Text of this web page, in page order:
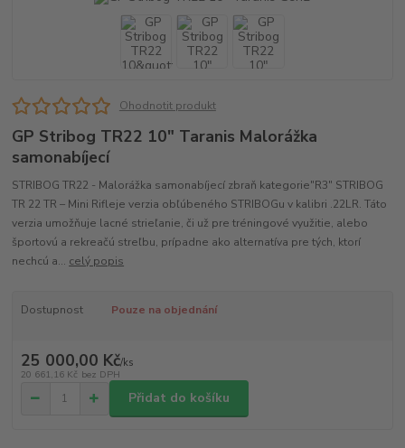
Ohodnotit produkt
GP Stribog TR22 10" Taranis Malorážka
samonabíjecí
STRIBOG TR22 - Malorážka samonabíjecí zbraň kategorie"R3" STRIBOG
TR 22 TR – Mini Rifleje verzia obľúbeného STRIBOGu v kalibri .22LR. Táto
verzia umožňuje lacné strieľanie, či už pre tréningové využitie, alebo
športovú a rekreačú streľbu, prípadne ako alternatíva pre tých, ktorí
nechcú a... celý popis
Dostupnost Pouze na objednání
25 000,00 Kč/ks
20 661,16 Kč bez DPH
Přidat do košíku